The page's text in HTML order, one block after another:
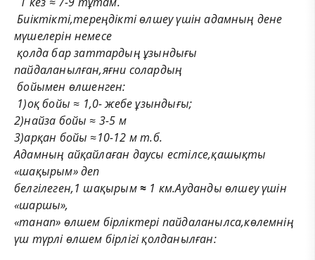
Биіктікті,тереңдікті өлшеу үшін адамның дене
мүшелерін немесе
қолда бар заттардың ұзындығы
пайдаланылған,яғни солардың
бойымен өлшенген:
1)оқ бойы ≈ 1,0-жебе ұзындығы;
2)найза бойы ≈ 3-5 м
3)арқан бойы ≈10-12 м т.б.
Адамның айқайлаған даусы естілсе,қашықты
«шақырым» деп
белгілеген,1 шақырым≈ 1 км.Ауданды өлшеу үшін
«шаршы»,
«танап» өлшем бірліктері пайдаланылса,көлемнің
үш түрлі өлшем бірлігі қолданылған: